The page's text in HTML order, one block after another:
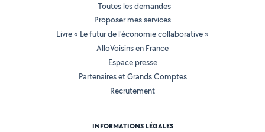
Toutes les demandes
Proposer mes services
Livre « Le futur de l'économie collaborative »
AlloVoisins en France
Espace presse
Partenaires et Grands Comptes
Recrutement
INFORMATIONS LÉGALES